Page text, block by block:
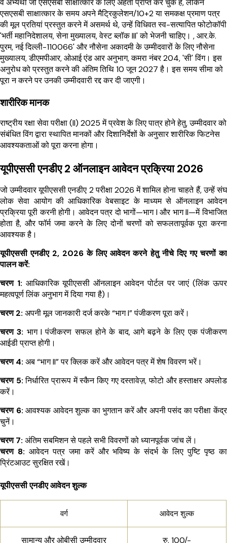
वे अभ्यर्थी जो एसएसबी साक्षात्कार के लिए अर्हता प्राप्त कर चुके हैं, लेकिन
एसएसबी साक्षात्कार के समय अपने मैट्रिकुलेशन/10+2 या समकक्ष प्रमाण पत्र
की मूल प्रतियां प्रस्तुत करने में असमर्थ थे, उन्हें विधिवत स्व-सत्यापित फोटोकॉपी
'भर्ती महानिदेशालय, सेना मुख्यालय, वेस्ट ब्लॉक III' को भेजनी चाहिए। , आर.के.
पुरम, नई दिल्ली-110066' और नौसेना अकादमी के उम्मीदवारों के लिए नौसेना
मुख्यालय, डीएमपीआर, ओआई एंड आर अनुभाग, कमरा नंबर 204, 'सी' विंग।इस
अनुरोध को प्रस्तुत करने की अंतिम तिथि10 जून 2027है। इस समय सीमा को
पूरा न करने पर उनकी उम्मीदवारी रद्द कर दी जाएगी।
शारीरिक मानक
राष्ट्रीय रक्षा सेवा परीक्षा (II) 2025 में प्रवेश के लिए पात्र होने हेतु, उम्मीदवार को
संबंधित विंग द्वारा स्थापित मानकों और दिशानिर्देशों के अनुसार शारीरिक फिटनेस
आवश्यकताओं को पूरा करना होगा।
यूपीएससी एनडीए 2 ऑनलाइन आवेदन प्रक्रिया 2026
जो उम्मीदवार यूपीएससी एनडीए 2 परीक्षा 2026 में शामिल होना चाहते हैं, उन्हें संघ
लोक सेवा आयोग की आधिकारिक वेबसाइट के माध्यम से ऑनलाइन आवेदन
प्रक्रिया पूरी करनी होगी। आवेदन पत्र दो भागों—भाग I और भाग II—में विभाजित
होता है, और फॉर्म जमा करने के लिए दोनों चरणों को सफलतापूर्वक पूरा करना
आवश्यक है।
यूपीएससी एनडीए 2, 2026 के लिए आवेदन करने हेतु नीचे दिए गए चरणों का
पालन करें:
चरण 1: आधिकारिक यूपीएससी ऑनलाइन आवेदन पोर्टल पर जाएं (लिंक ऊपर
महत्वपूर्ण लिंक अनुभाग में दिया गया है)।
चरण 2: अपनी मूल जानकारी दर्ज करके “भाग I” पंजीकरण पूरा करें।
चरण 3: भाग I पंजीकरण सफल होने के बाद, आगे बढ़ने के लिए एक पंजीकरण
आईडी प्राप्त होगी।
चरण 4: अब “भाग II” पर क्लिक करें और आवेदन पत्र में शेष विवरण भरें।
चरण 5:निर्धारित प्रारूप में स्कैन किए गए दस्तावेज़, फोटो और हस्ताक्षर अपलोड
करें।
चरण 6: आवश्यक आवेदन शुल्क का भुगतान करें और अपनी पसंद का परीक्षा केंद्र
चुनें।
चरण 7: अंतिम सबमिशन से पहले सभी विवरणों को ध्यानपूर्वक जांच लें।
चरण 8: आवेदन पत्र जमा करें और भविष्य के संदर्भ के लिए पुष्टि पृष्ठ का
प्रिंटआउट सुरक्षित रखें।
यूपीएससी एनडीए आवेदन शुल्क
वर्ग आवेदन शुल्क
सामान्य और ओबीसी उम्मीदवार रु. 100/-